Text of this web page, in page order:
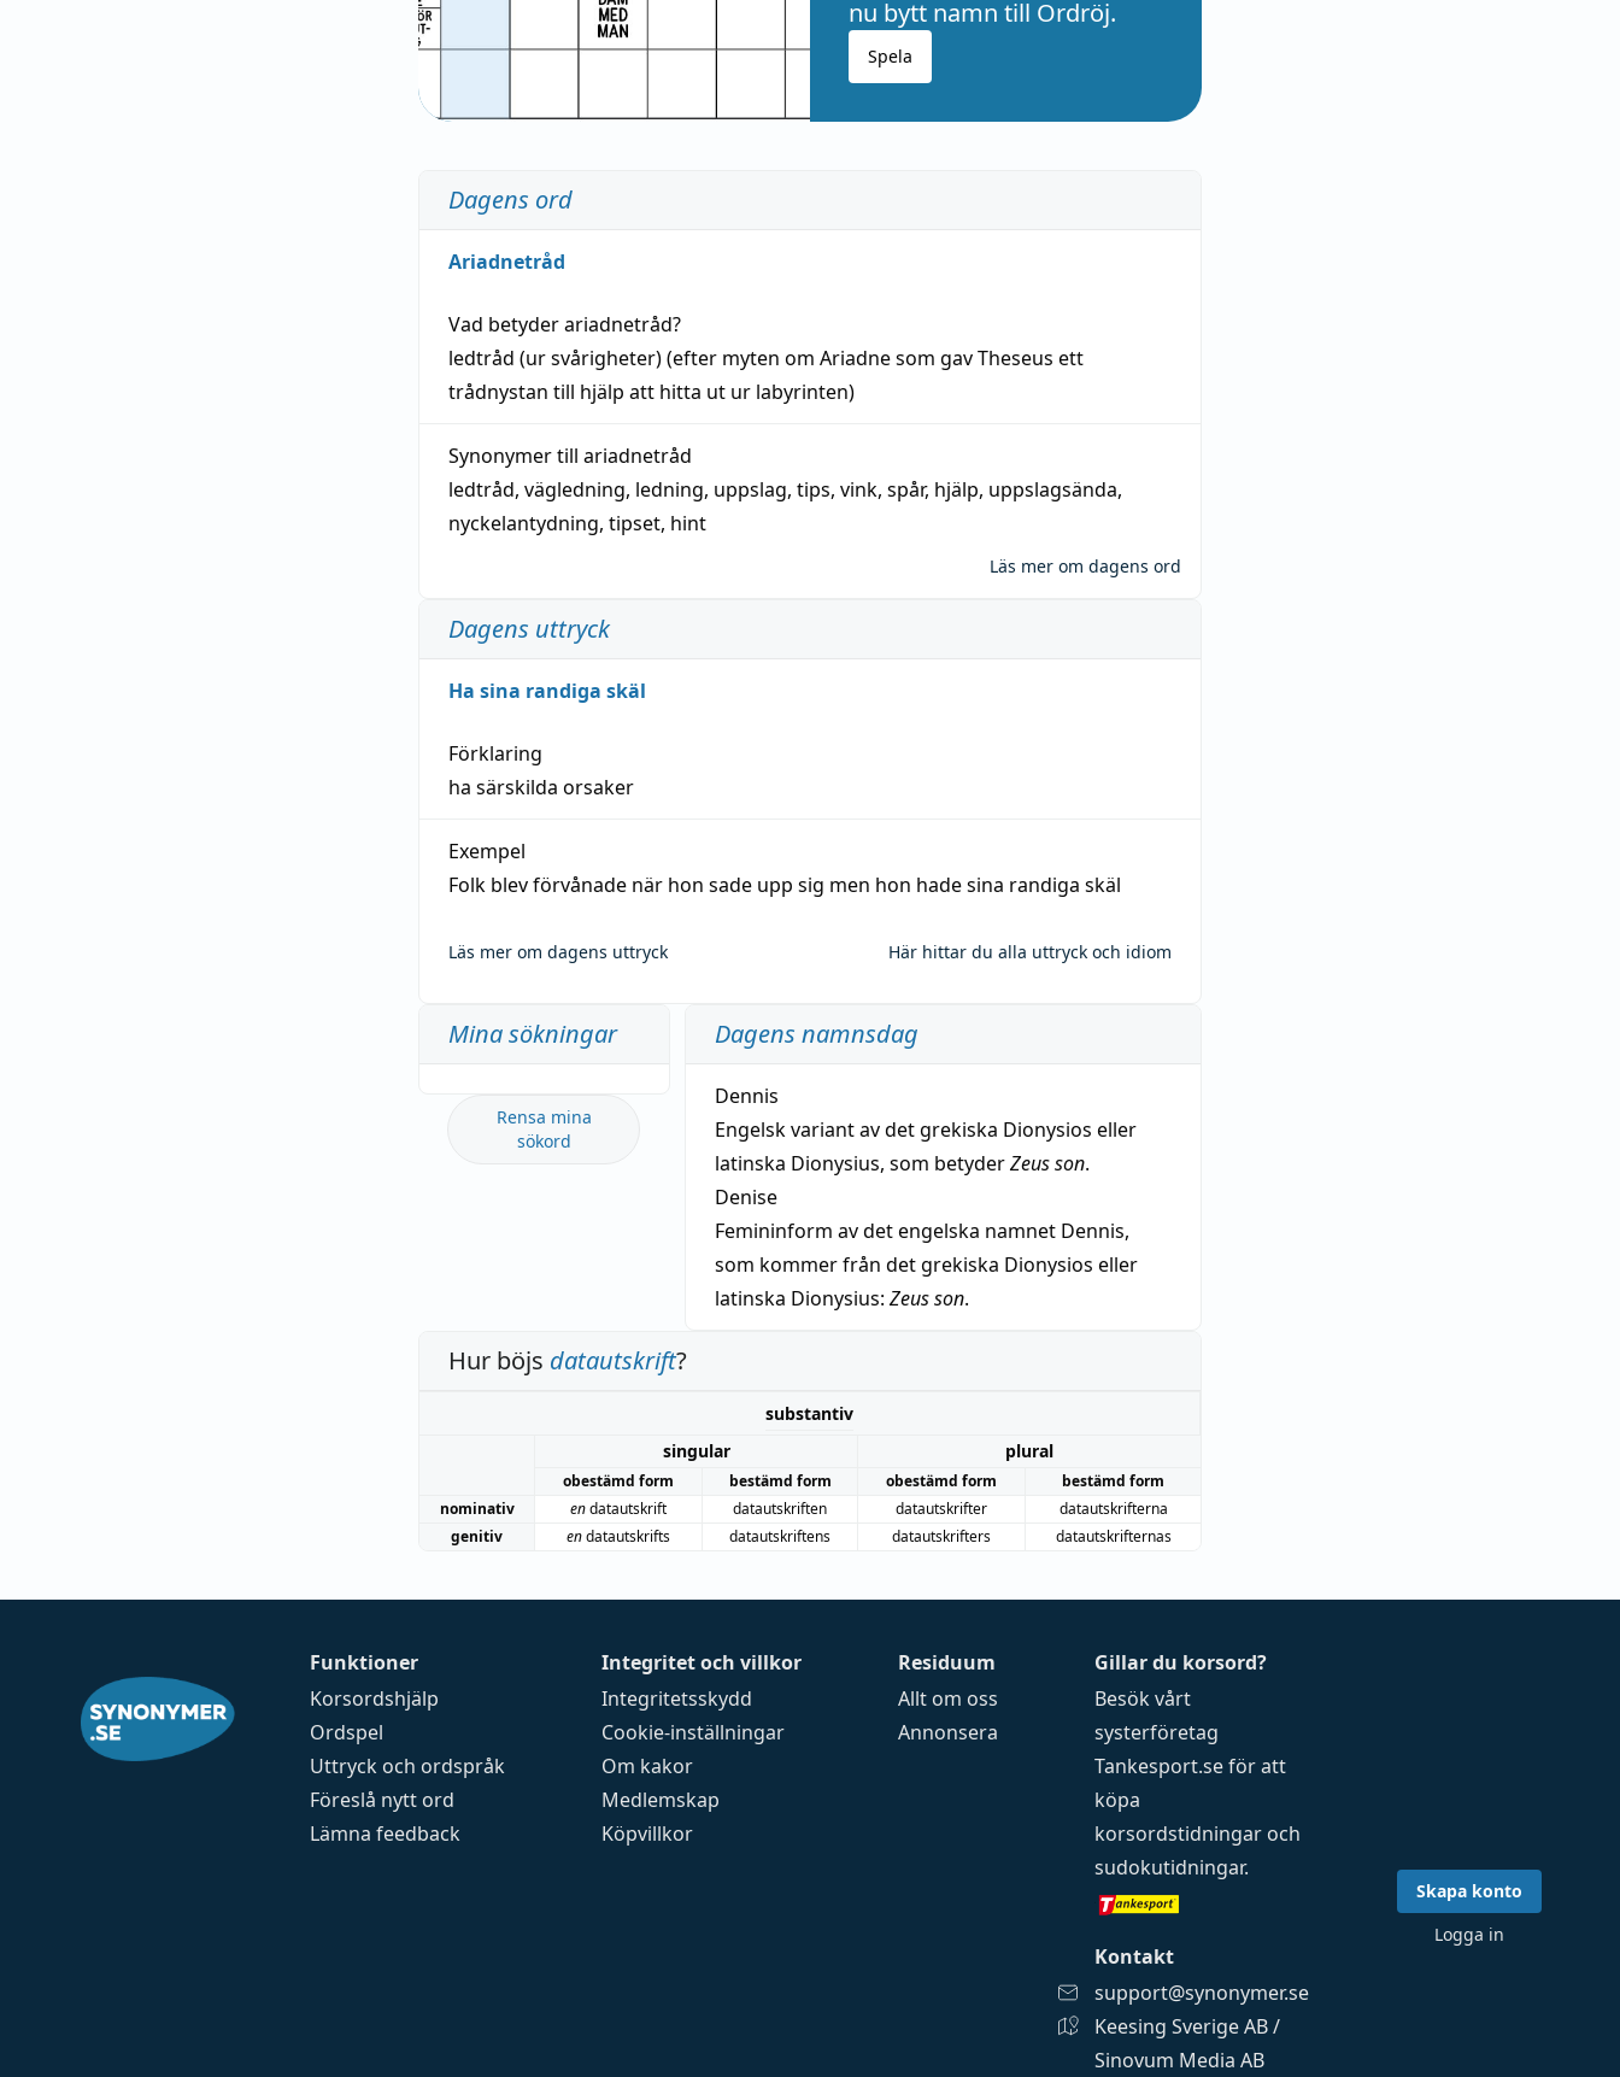
nu bytt namn till Ordröj.
Spela
Dagens ord
Ariadnetråd
Vad betyderariadnetråd?
ledtråd (ur svårigheter) (efter myten om Ariadne som gav Theseus ett
trådnystan till hjälp att hitta ut ur labyrinten)
Synonymer till ariadnetråd
ledtråd, vägledning, ledning, uppslag, tips, vink, spår, hjälp, uppslagsända,
nyckelantydning, tipset, hint
Läs mer om dagens ord
Dagens uttryck
Ha sina randiga skäl
Förklaring
ha särskilda orsaker
Exempel
Folk blev förvånade när hon sade upp sig men hon hade sina randiga skäl
Läs mer om dagens uttryck Här hittar du alla uttryck och idiom
Mina sökningar
Rensa mina
sökord
Dagens namnsdag
Dennis
Engelsk variant av det grekiska Dionysios eller
latinska Dionysius, som betyderZeus son.
Denise
Femininform av det engelska namnet Dennis,
som kommer från det grekiska Dionysios eller
latinska Dionysius: Zeus son.
Hur böjs datautskrift?
substantiv
singular
plural
obestämd form bestämd form obestämd form
bestämd form
nominativ
endatautskrift datautskriften datautskrifter
datautskrifterna
genitiv
endatautskrifts datautskriftens datautskrifters datautskrifternas
Funktioner
Korsordshjälp
Ordspel
Uttryck och ordspråk
Föreslå nytt ord
Lämna feedback
Integritet och villkor
Integritetsskydd
Cookie-inställningar
Om kakor
Medlemskap
Köpvillkor
Residuum
Allt om oss
Annonsera
Gillar du korsord?
Besök vårt
systerföretag
Tankesport.seför att
köpa
korsordstidningar och
sudokutidningar.
Kontakt
support@synonymer.se
Keesing Sverige AB /
Sinovum Media AB
Skapa konto
Logga in